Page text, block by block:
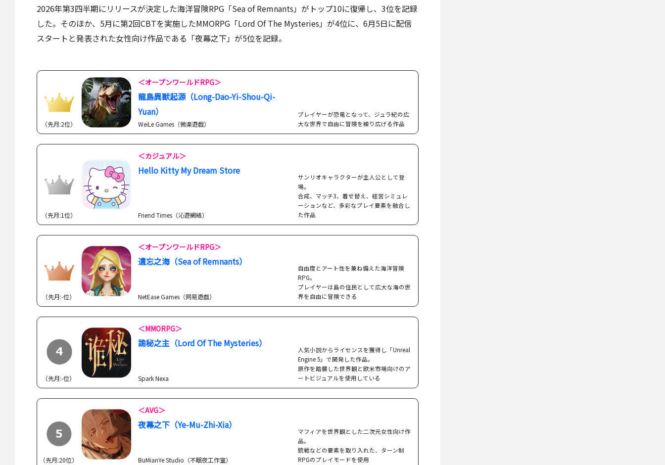
2026年第3四半期にリリースが決定した海洋冒険RPG「Sea of Remnants」がトップ10に復帰し、3位を記録
した。そのほか、5月に第2回CBTを実施したMMORPG「Lord Of The Mysteries」が4位に、6月5日に配信
スタートと発表された女性向け作品である「夜幕之下」が5位を記録。
（先月:2位）
＜オープンワールドRPG＞
龍島異獣起源（Long-Dao-Yi-Shou-Qi-
Yuan）
WeiLe Games（微楽遊戯）
プレイヤーが恐竜となって、ジュラ紀の広
大な世界で自由に冒険を繰り広げる作品
（先月:1位）
＜カジュアル＞
Hello Kitty My Dream Store
Friend Times（沁遊網絡）
サンリオキャラクターが主人公として登
場。
合成、マッチ3、着せ替え、経営シミュレ
ーションなど、多彩なプレイ要素を融合し
た作品
（先月:-位）
＜オープンワールドRPG＞
遺忘之海（Sea of Remnants）
NetEase Games（网易遊戯）
自由度とアート性を兼ね備えた海洋冒険
RPG。
プレイヤーは島の住民として広大な海の世
界を自由に冒険できる
（先月:-位）
＜MMORPG＞
詭秘之主（Lord Of The Mysteries）
Spark Nexa
人気小説からライセンスを獲得し「Unreal
Engine 5」で開発した作品。
原作を踏襲した世界観と欧米市場向けのア
ートビジュアルを使用している
（先月:20位）
＜AVG＞
夜幕之下（Ye-Mu-Zhi-Xia）
BuMianYe Studio（不眠夜工作室）
マフィアを世界観とした二次元女性向け作
品。
銃戦などの要素を取り入れた、ターン制
RPGのプレイモードを使用